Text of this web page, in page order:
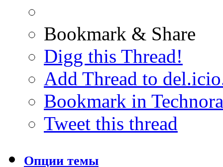
Bookmark & Share
Digg this Thread!
Add Thread to
Bookmark in
Tweet this thread
Опции темы